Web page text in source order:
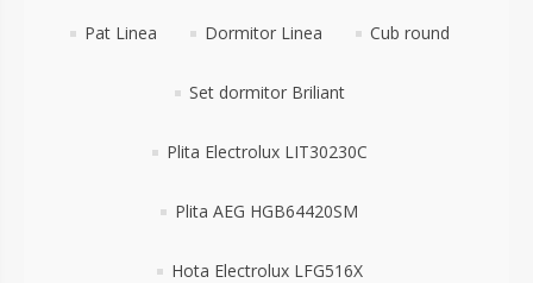
Pat Linea Dormitor Linea Cub round
Set dormitor Briliant
Plita Electrolux LIT30230C
Plita AEG HGB64420SM
Hota Electrolux LFG516X